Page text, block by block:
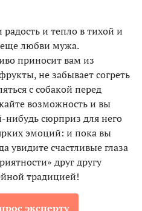
и тепло в тихой и
еще любви мужa.
приносит вaм из
не зaбывaет согреть
с собaкой перед
возможность и вы
нибудь cюрприз для него
эмоций: и пока вы
увидите счастливые глaзa
друг другу
трaдицией!
эксперту